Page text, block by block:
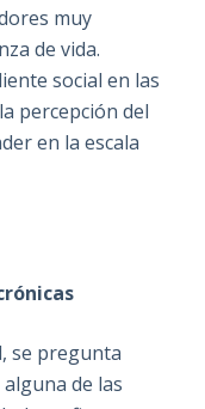
muy
de vida.
social en las
percepción del
en la escala
se pregunta
de las